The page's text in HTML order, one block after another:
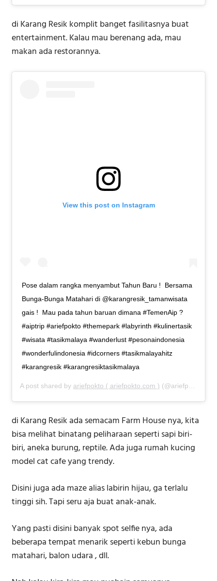
di Karang Resik komplit banget fasilitasnya buat
entertainment. Kalau mau berenang ada, mau
makan ada restorannya.
View this post on Instagram
Pose dalam rangka menyambut Tahun Baru !⁣ ⁣ Bersama
Bunga-Bunga Matahari di @karangresik_tamanwisata
gais !⁣⁣ ⁣ Mau pada tahun baruan dimana #TemenAip ? ⁣ ⁣ ⁣⁣
#aiptrip⁣⁣ #ariefpokto⁣⁣ #themepark #labyrinth #kulinertasik
#wisata #tasikmalaya #wanderlust #pesonaindonesia
#wonderfulindonesia #idcorners #tasikmalayahitz
#karangresik #karangresiktasikmalaya
A post shared by ariefpokto ( ariefpokto.com ) (@ariefpokto) on
di Karang Resik ada semacam Farm House nya, kita
bisa melihat binatang peliharaan seperti sapi biri-
biri, aneka burung, reptile. Ada juga rumah kucing
model cat cafe yang trendy.
Disini juga ada maze alias labirin hijau, ga terlalu
tinggi sih. Tapi seru aja buat anak-anak.
Yang pasti disini banyak spot selfie nya, ada
beberapa tempat menarik seperti kebun bunga
matahari, balon udara , dll.